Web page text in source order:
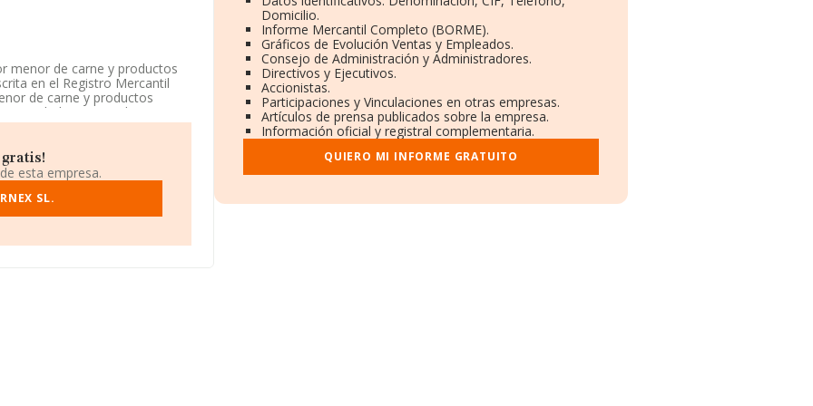
menor de carne y productos
en el Registro Mercantil
de carne y productos
en mercados
base de datos de INFORMA,
en los distintos rankings,
en el ranking sectorial,
el ranking coloca la empresa
esta empresa.
SL.
Domicilio.
Informe Mercantil Completo (BORME).
Gráficos de Evolución Ventas y Empleados.
Consejo de Administración y Administradores.
Directivos y Ejecutivos.
Accionistas.
Participaciones y Vinculaciones en otras empresas.
Artículos de prensa publicados sobre la empresa.
Información oficial y registral complementaria.
QUIERO MI INFORME GRATUITO